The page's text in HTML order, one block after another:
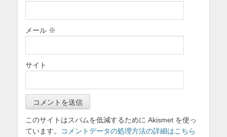
メール ※
サイト
このサイトはスパムを低減するために Akismet を使っ
ています。
コメントデータの処理方法の詳細はこちら